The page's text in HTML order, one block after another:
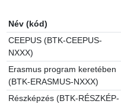
Név (kód)
CEEPUS (BTK-CEEPUS-
NXXX)
Erasmus program keretében
(BTK-ERASMUS-NXXX)
Részképzés (BTK-RÉSZKÉP-